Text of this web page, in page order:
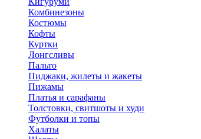
Комбинезоны
Костюмы
Кофты
Куртки
Лонгсливы
Пальто
Пиджаки, жилеты и жакеты
Пижамы
Платья и сарафаны
Толстовки, свитшоты и худи
Футболки и топы
Халаты